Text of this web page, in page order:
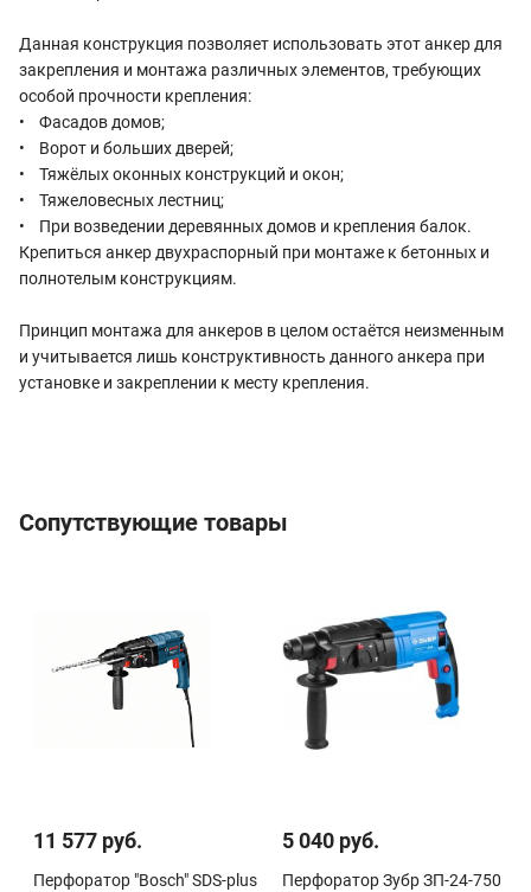
Данная конструкция позволяет использовать этот анкер для
закрепления и монтажа различных элементов, требующих
особой прочности крепления:
• Фасадов домов;
• Ворот и больших дверей;
• Тяжёлых оконных конструкций и окон;
• Тяжеловесных лестниц;
• При возведении деревянных домов и крепления балок.
Крепиться анкер двухраспорный при монтаже к бетонных и
полнотелым конструкциям.
Принцип монтажа для анкеров в целом остаётся неизменным
и учитывается лишь конструктивность данного анкера при
установке и закреплении к месту крепления.
Сопутствующие товары
11 577 руб.
Перфоратор "Bosch" SDS-plus
5 040 руб.
Перфоратор Зубр ЗП-24-750